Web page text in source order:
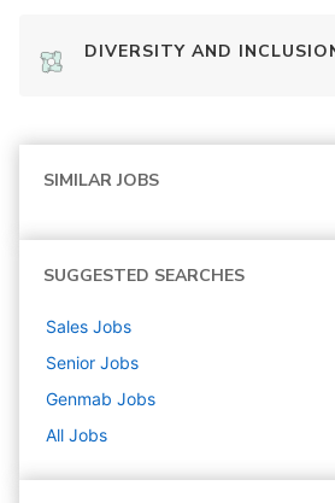
DIVERSITY AND
SIMILAR JOBS
SUGGESTED SEARCHES
Sales Jobs
Senior Jobs
Genmab Jobs
All Jobs